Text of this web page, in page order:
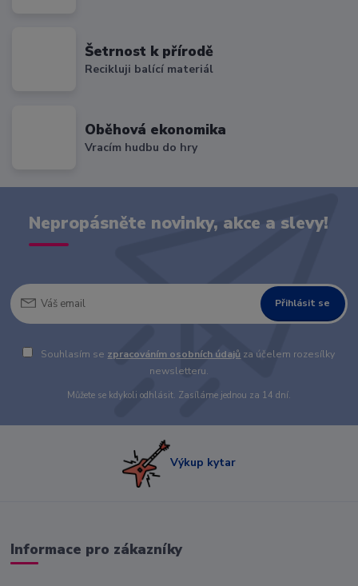
Šetrnost k přírodě
Recikluji balící materiál
Oběhová ekonomika
Vracím hudbu do hry
Nepropásněte novinky, akce a slevy!
Přihlásit se
Souhlasím se zpracováním osobních údajů za účelem rozesílky
newsletteru.
Můžete se kdykoli odhlásit. Zasíláme jednou za 14 dní.
Výkup kytar
Informace pro zákazníky